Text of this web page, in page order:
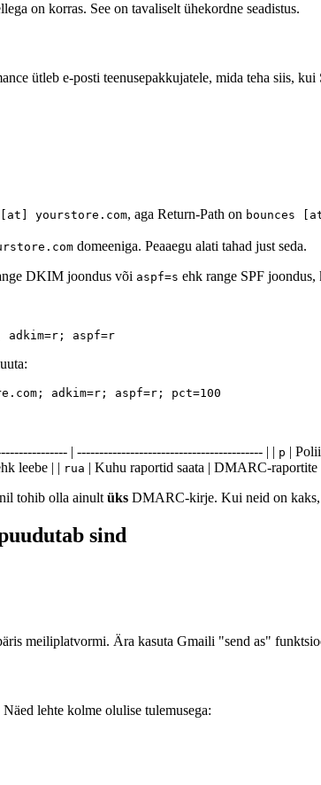
on korras. See on tavaliselt ühekordne seadistus.
ütleb e-posti teenusepakkujatele, mida teha siis,
yourstore.com, aga Return-Path on bounces
domeeniga. Peaaegu alati tahad just seda.
DKIM joondus või aspf=s ehk range SPF
| ------------------------------------------ | | p |
leebe | | rua | Kuhu raportid saata | DMARC-raportite
tohib olla ainult üks DMARC-kirje. Kui neid on kaks,
sind
meiliplatvormi. Ära kasuta Gmaili "send as"
Näed lehte kolme olulise tulemusega: